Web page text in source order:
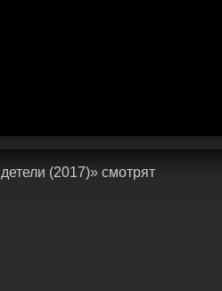
(2017)» cмoтpят